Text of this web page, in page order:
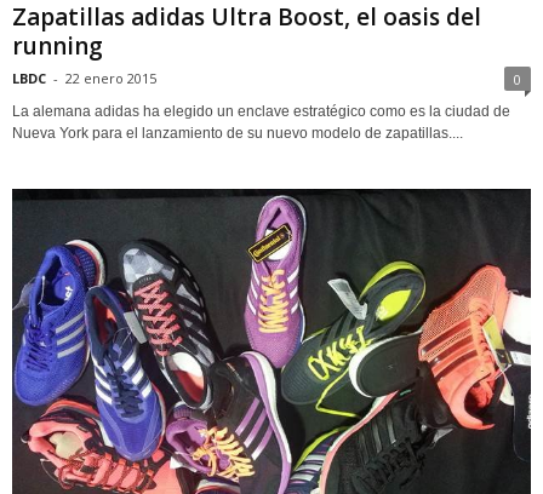
Zapatillas adidas Ultra Boost, el oasis del
running
LBDC - 22 enero 2015 0
La alemana adidas ha elegido un enclave estratégico como es la ciudad de
Nueva York para el lanzamiento de su nuevo modelo de zapatillas....